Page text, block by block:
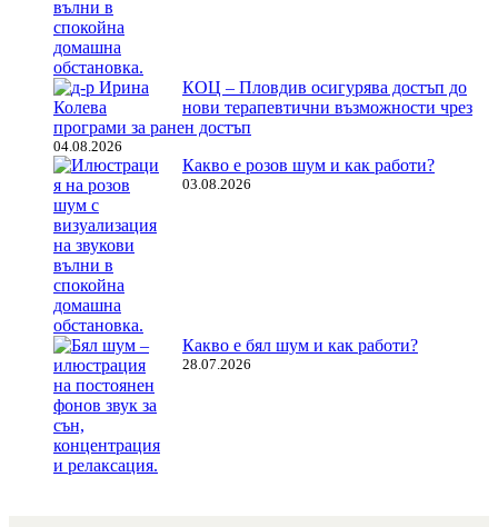
КОЦ – Пловдив осигурява достъп до
нови терапевтични възможности чрез
програми за ранен достъп
04.08.2026
Какво е розов шум и как работи?
03.08.2026
Какво е бял шум и как работи?
28.07.2026